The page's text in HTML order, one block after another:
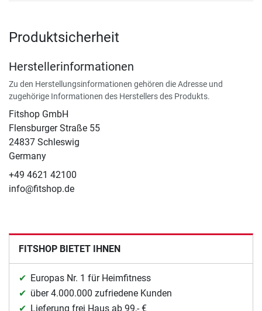
Produktsicherheit
Herstellerinformationen
Zu den Herstellungsinformationen gehören die Adresse und
zugehörige Informationen des Herstellers des Produkts.
Fitshop GmbH
Flensburger Straße 55
24837 Schleswig
Germany
+49 4621 42100
info@fitshop.de
FITSHOP BIETET IHNEN
Europas Nr. 1 für Heimfitness
über 4.000.000 zufriedene Kunden
Lieferung frei Haus ab 99,- €